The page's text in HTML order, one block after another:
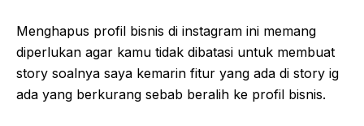
Menghapus profil bisnis di instagram ini memang
diperlukan agar kamu tidak dibatasi untuk membuat
story soalnya saya kemarin fitur yang ada di story ig
ada yang berkurang sebab beralih ke profil bisnis.